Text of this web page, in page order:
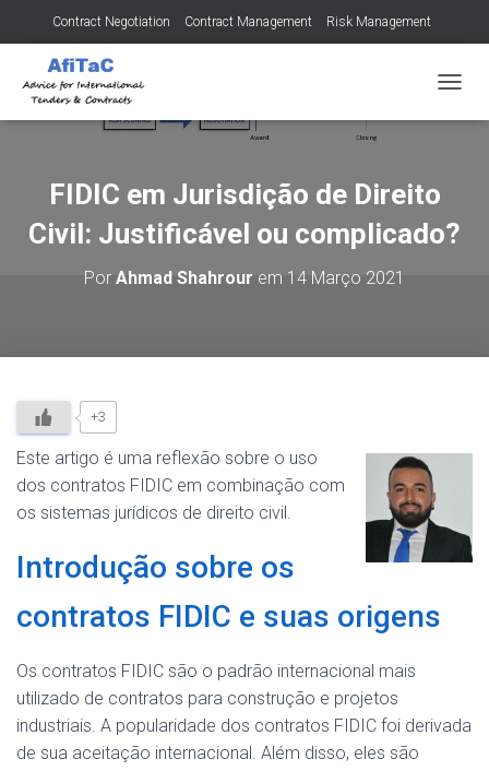
Contract Negotiation Contract Management Risk Management
Tendering for Contracts
L
A
R
O
FIDIC em Jurisdição de Direito
Civil: Justificável ou complicado?
Por Ahmad Shahrour em 14 Março 2021
+3
Este artigo é uma reflexão sobre o uso
dos contratos FIDIC em combinação com
os sistemas jurídicos de direito civil.
Introdução sobre os
contratos FIDIC e suas origens
Os contratos FIDIC são o padrão internacional mais
utilizado de contratos para construção e projetos
industriais. A popularidade dos contratos FIDIC foi derivada
de sua aceitação internacional. Além disso, eles são